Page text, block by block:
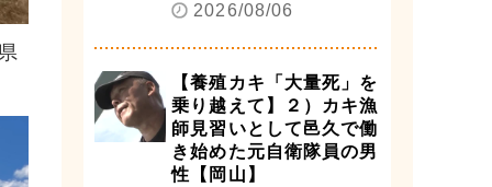
2026/08/06
【養殖カキ「大量死」を
乗り越えて】２）カキ漁
師見習いとして邑久で働
き始めた元自衛隊員の男
性【岡山】